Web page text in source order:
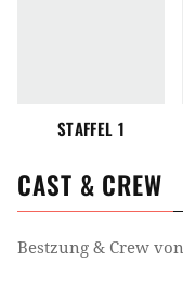
STAFFEL 1
CAST & CREW
Bestzung & Crew von